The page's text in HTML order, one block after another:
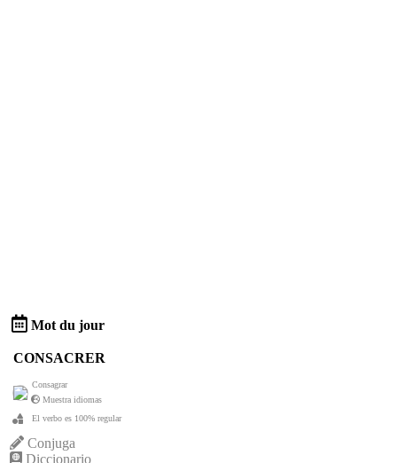
Mot du jour
CONSACRER
Consagrar
Muestra idiomas
El verbo es 100% regular
Conjuga
Diccionario